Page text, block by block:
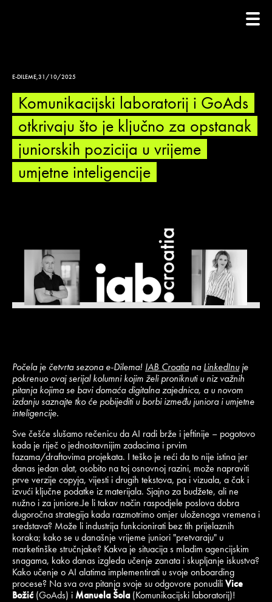
E-DILEME,31/10/2025
Komunikacijski laboratorij i GoAds
otkrivaju što je ključno za opstanak
juniorskih pozicija u vrijeme
umjetne inteligencije
Počela je četvrta sezona e-Dilema! IAB CroatianaLinkedInuje
pokrenuo ovaj serijal kolumni kojim želi proniknuti u niz važnih
pitanja kojima se bavi domaća digitalna zajednica, a u novom
izdanju saznajte tko će pobijediti u borbi između juniora i umjetne
inteligencije.
Sve češće slušamo rečenicu da AI radi brže i jeftinije – pogotovo
kada je riječ o jednostavnijim zadacima i prvim
fazama/draftovima projekata. I teško je reći da to nije istina jer
danas jedan alat, osobito na toj osnovnoj razini, može napraviti
prve verzije copyja, vijesti i drugih tekstova, pa i vizuala, a čak i
izvući ključne podatke iz materijala. Sjajno za budžete, ali ne
nužno i za juniore.Je li takav način raspodjele poslova dobra
dugoročna strategija kada razmotrimo omjer uloženoga vremena i
sredstava? Može li industrija funkcionirati bez tih prijelaznih
koraka; kako se u današnje vrijeme juniori "pretvaraju" u
marketinške stručnjake? Kakva je situacija s mladim agencijskim
snagama, kako danas izgleda učenje zanata i skupljanje iskustva?
Kako učenje o AI alatima implementirati u svoje onboarding
procese? Na sva ova pitanja svoje su odgovore ponudiliVice
Božić (GoAds) i Manuela Šola(Komunikacijski laboratorij)!